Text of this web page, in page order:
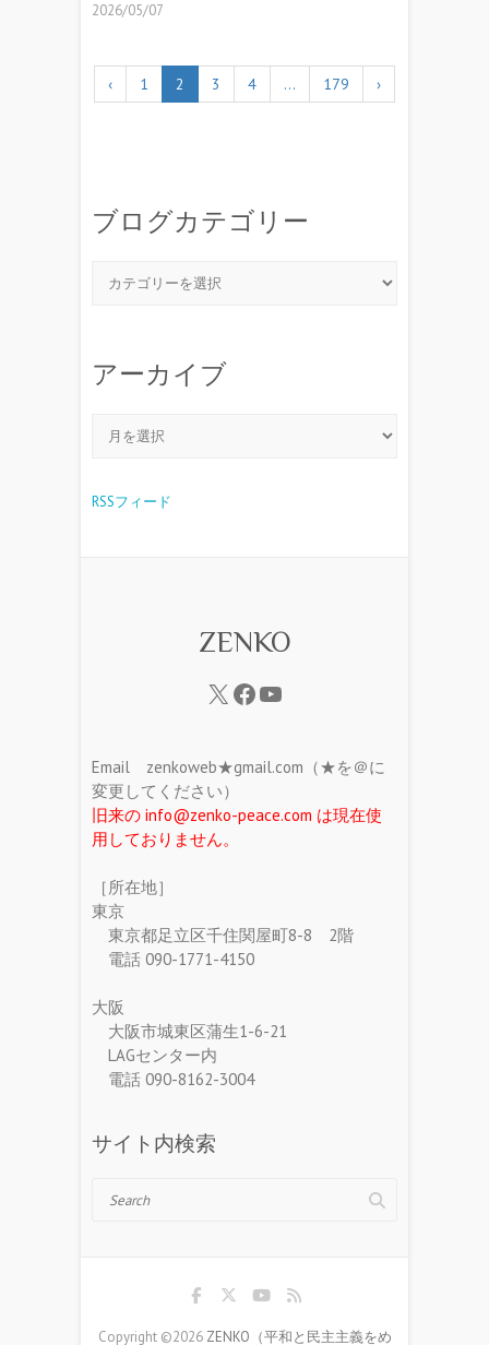
2026/05/07
‹ 1 2 3 4 … 179 ›
ブログカテゴリー
アーカイブ
RSSフィード
ZENKO
Email zenkoweb★gmail.com（★を＠に
変更してください）
旧来の info@zenko-peace.com は現在使
用しておりません。
［所在地］
東京
東京都足立区千住関屋町8-8 2階
電話 090-1771-4150
大阪
大阪市城東区蒲生1-6-21
LAGセンター内
電話 090-8162-3004
サイト内検索
Search
Copyright ©2026 ZENKO（平和と民主主義をめ